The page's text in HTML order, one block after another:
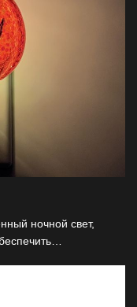
ночной свет,